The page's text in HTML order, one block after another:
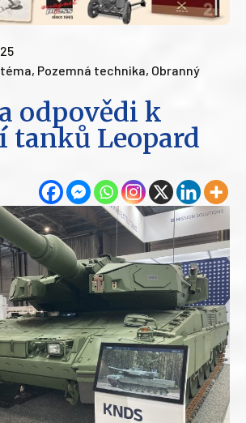
, Pozemná technika, Obranný
odpovědi k
tanků Leopard